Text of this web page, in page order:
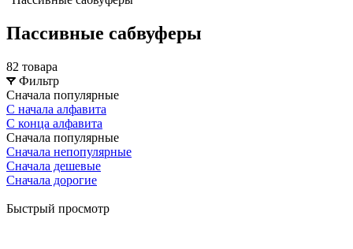
Пассивные сабвуферы
82 товара
Фильтр
Сначала популярные
С начала алфавита
С конца алфавита
Сначала популярные
Сначала непопулярные
Сначала дешевые
Сначала дорогие
Быстрый просмотр